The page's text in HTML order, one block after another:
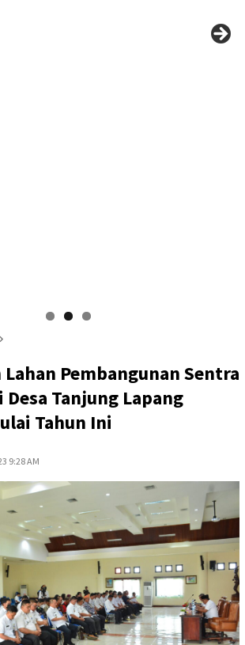
Pembangunan Sentra
Tanjung Lapang
Tahun Ini
9:28 AM